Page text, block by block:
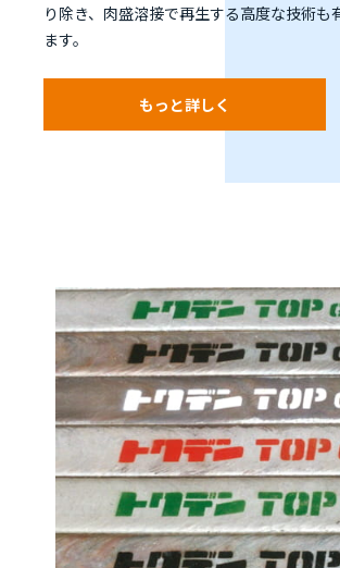
り除き、肉盛溶接で再生する高度な技術も
ます。
もっと詳しく